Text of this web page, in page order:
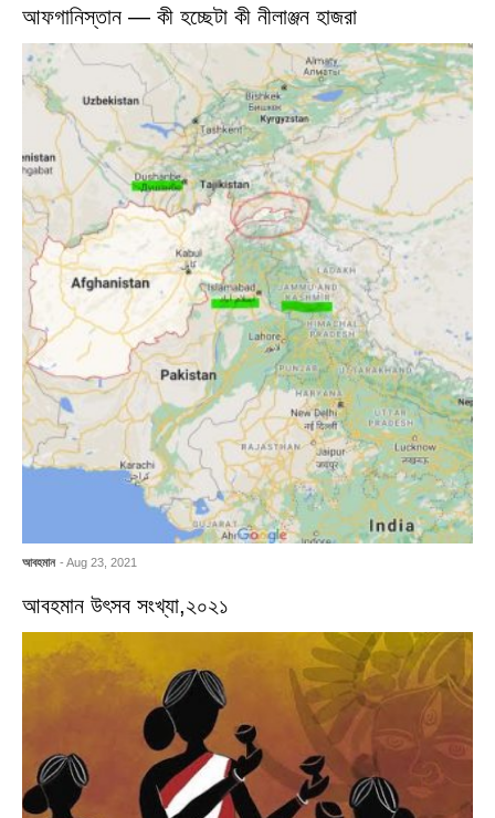
আফগানিস্তান — কী হচ্ছেটা কী নীলাঞ্জন হাজরা
আবহমান - Aug 23, 2021
আবহমান উৎসব সংখ্যা,২০২১